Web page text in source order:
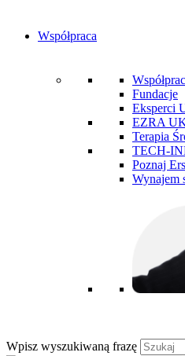
Współpraca
Fundacje
Eksperci
EZRA
Terapia
TECH-
Poznaj
Wynajem
Wpisz wyszukiwaną frazę